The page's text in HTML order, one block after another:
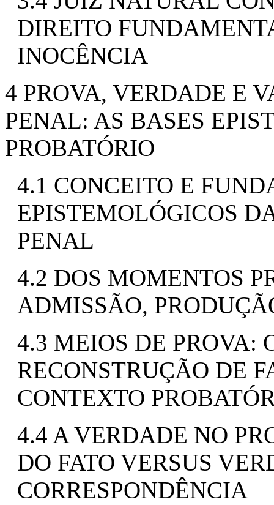
DIREITO
INOCÊNCIA
4 PROVA, VERDADE E
PENAL: AS BASES
PROBATÓRIO
4.1 CONCEITO E
EPISTEMOLÓGICOS
PENAL
4.2 DOS MOMENTOS
ADMISSÃO,
4.3 MEIOS DE PROVA:
RECONSTRUÇÃO DE
CONTEXTO
4.4 A VERDADE NO
DO FATO VERSUS
CORRESPONDÊNCIA